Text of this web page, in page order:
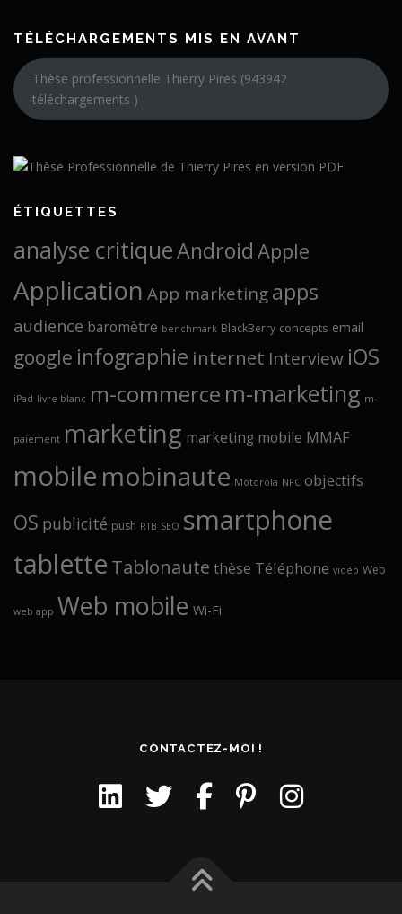
TÉLÉCHARGEMENTS MIS EN AVANT
Thèse professionnelle Thierry Pires (943942
téléchargements )
ÉTIQUETTES
analyse critiqueAndroid Apple
Application App marketing apps
audience baromètre benchmark BlackBerry concepts email
google infographie internet Interview iOS
iPad livre blanc m-commerce m-marketing m-
paiement marketing marketing mobile MMAF
mobile mobinaute Motorola NFC objectifs
OS publicité push RTB SEO smartphone
tablette Tablonaute thèse Téléphone vidéo Web
web app Web mobile Wi-Fi
CONTACTEZ-MOI !